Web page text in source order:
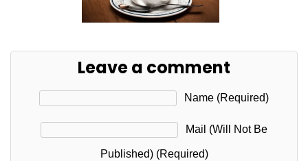
Leave a comment
Name (required)
Mail (will Not Be
Published) (required)